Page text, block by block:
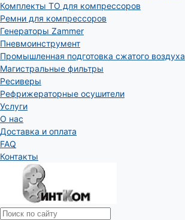
Комплекты ТО для компрессоров
Ремни для компрессоров
Генераторы Zammer
Пневмоинструмент
Промышленная подготовка сжатого воздуха
Магистральные фильтры
Ресиверы
Рефрижераторные осушители
Услуги
О нас
Доставка и оплата
FAQ
Контакты